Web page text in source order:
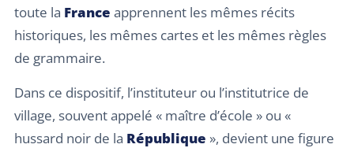
toute la France apprennent les mêmes récits
historiques, les mêmes cartes et les mêmes règles
de grammaire.
Dans ce dispositif, l’instituteur ou l’institutrice de
village, souvent appelé « maître d’école » ou «
hussard noir de la République », devient une figure